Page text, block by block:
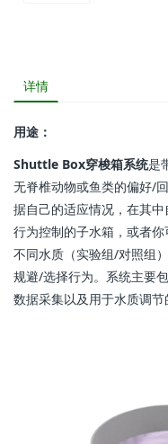
详情
用途：
Shuttle Box穿梭箱系统是
无脊椎动物或鱼类的偏好/
据自己的适应情况，在其
行为控制的子水箱，或者
不同水质（实验组/对照组
规避/选择行为。系统主要
数据采集以及用于水质调节